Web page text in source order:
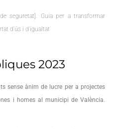
seguretat]. Guia per a transformar
d’ús i d’igualtat
2023
sense ànim de lucre per a projectes
i homes al municipi de València.